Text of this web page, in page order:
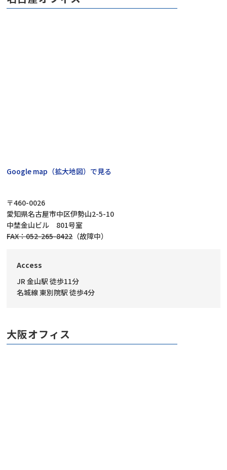
Google map（拡大地図）で見る
〒460-0026
愛知県名古屋市中区伊勢山2-5-10
中埜金山ビル 801号室
FAX：052-265-8422（故障中）
Access
JR 金山駅 徒歩11分
名城線 東別院駅 徒歩4分
大阪オフィス